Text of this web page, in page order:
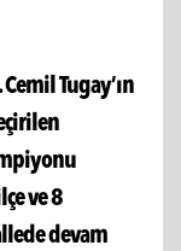
Tugay’ın
ve 8
devam